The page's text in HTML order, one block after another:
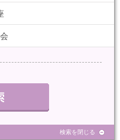
検索を閉じる